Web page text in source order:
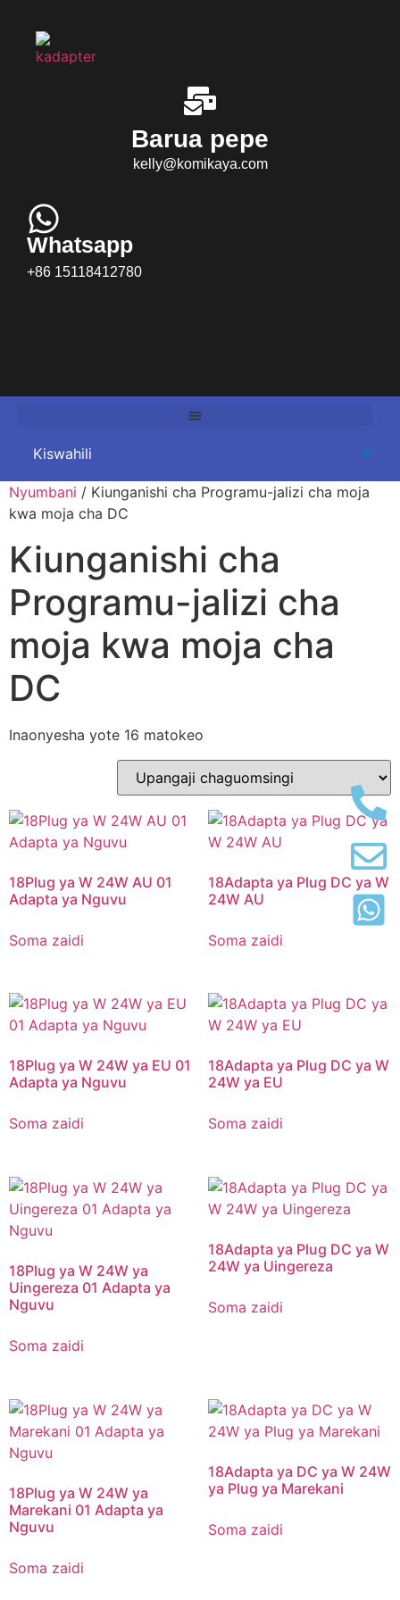
Barua pepe
kelly@komikaya.com
Whatsapp
+86 15118412780
Nyumbani / Kiunganishi cha Programu-jalizi cha moja
kwa moja cha DC
Kiunganishi cha
Programu-jalizi cha
moja kwa moja cha
DC
Inaonyesha yote 16 matokeo
18Plug ya W 24W AU 01
Adapta ya Nguvu
Soma zaidi
18Adapta ya Plug DC ya W
24W AU
Soma zaidi
18Plug ya W 24W ya EU 01
Adapta ya Nguvu
Soma zaidi
18Adapta ya Plug DC ya W
24W ya EU
Soma zaidi
18Plug ya W 24W ya
Uingereza 01 Adapta ya
Nguvu
Soma zaidi
18Adapta ya Plug DC ya W
24W ya Uingereza
Soma zaidi
18Plug ya W 24W ya
Marekani 01 Adapta ya
Nguvu
Soma zaidi
18Adapta ya DC ya W 24W
ya Plug ya Marekani
Soma zaidi